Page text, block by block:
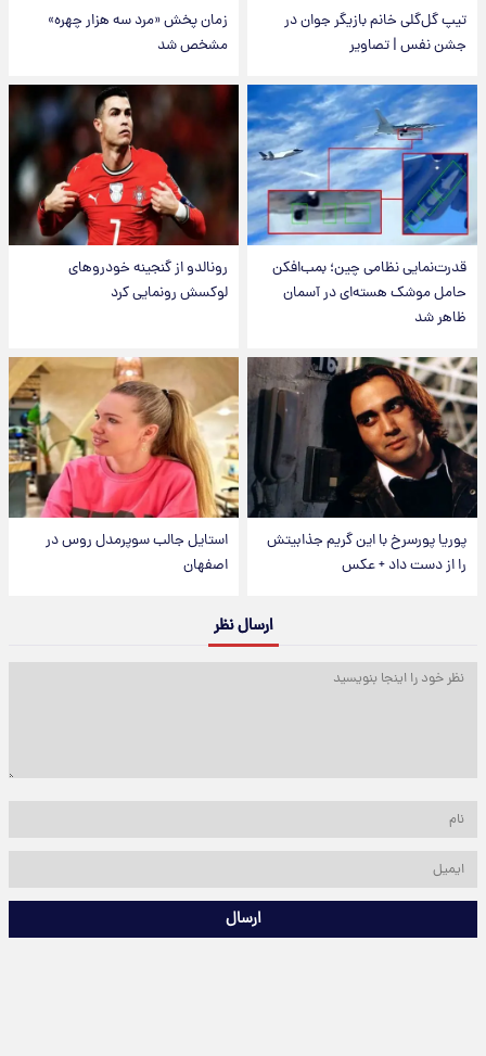
تیپ گل‌گلی خانم بازیگر جوان در
جشن نفس | تصاویر
زمان پخش «مرد سه هزار چهره»
مشخص شد
قدرت‌نمایی نظامی چین؛ بمب‌افکن
حامل موشک هسته‌ای در آسمان
ظاهر شد
رونالدو از گنجینه خودروهای
لوکسش رونمایی کرد
پوریا پورسرخ با این گریم جذابیتش
را از دست داد + عکس
استایل جالب سوپرمدل روس در
اصفهان
ارسال نظر
ارسال